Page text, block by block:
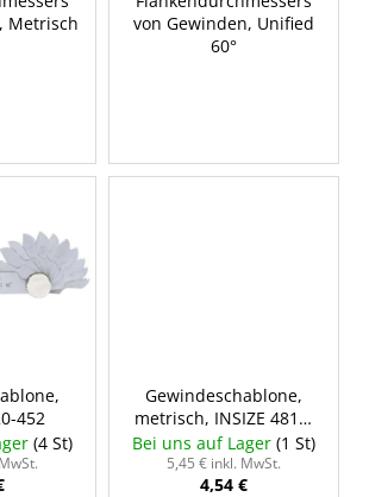
Metrisch
von Gewinden, Unified
60°
452
(4 St)
Gewindeschablone,
metrisch, INSIZE 4810-
601
Bei uns auf Lager (1 St)
5,45 € inkl. MwSt.
4,54 €